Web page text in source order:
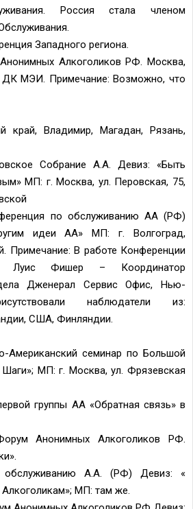
Россия стала членом
Западного региона.
Алкоголиков РФ. Москва,
ДК МЭИ. Примечание: Возможно, что
край, Владимир, Магадан, Рязань,
Собрание А.А. Девиз: «Быть
МП: г. Москва, ул. Перовская, 75,
по обслуживанию АА (РФ)
идеи АА» МП: г. Волгоград,
Примечание: В работе Конференции
Луис Фишер – Координатор
Дженерал Сервис Офис, Нью-
наблюдатели из:
США, Финляндии.
Американский семинар по Большой
Шаги»; МП: г. Москва, ул. Фрязевская
группы АА «Обратная связь» в
Анонимных Алкоголиков РФ.
А.А. (РФ) Девиз: «
МП: там же.